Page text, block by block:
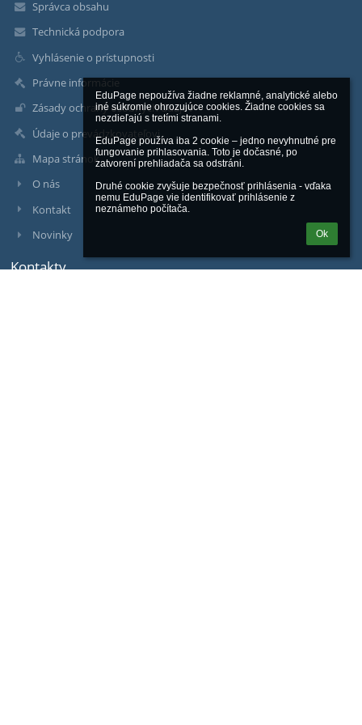
EduPage nepoužíva žiadne reklamné, analytické alebo
iné súkromie ohrozujúce cookies. Žiadne cookies sa
nezdieľajú s tretími stranami.
EduPage používa iba 2 cookie – jedno nevyhnutné pre
fungovanie prihlasovania. Toto je dočasné, po
zatvorení prehliadača sa odstráni.
Druhé cookie zvyšuje bezpečnosť prihlásenia - vďaka
nemu EduPage vie identifikovať prihlásenie z
neznámeho počítača.
Ok
Správca obsahu
Technická podpora
Vyhlásenie o prístupnosti
Právne informácie
Zásady ochrany osobných údajov
Údaje o prevádzkovateľovi
Mapa stránok
O nás
Kontakt
Novinky
Kontakty